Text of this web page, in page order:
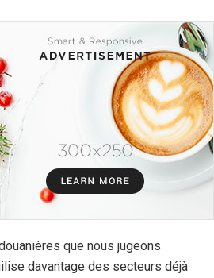
que nous jugeons
davantage des secteurs déjà